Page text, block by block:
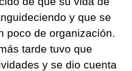
y que se
poco de organización.
tarde tuvo que
y se dio cuenta